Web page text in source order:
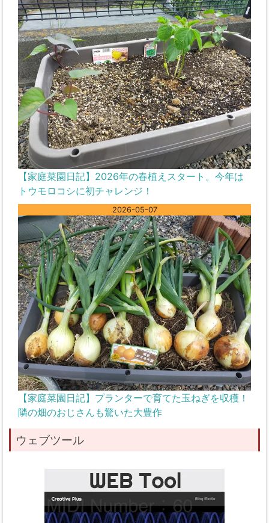
【家庭菜園日記】2026年の春植えスタート。今年は
トウモロコシに初チャレンジ！
2026-05-07
【家庭菜園日記】プランターで育てた玉ねぎを収穫！
隣の畑のおじさんも驚いた大豊作
ウェブツール